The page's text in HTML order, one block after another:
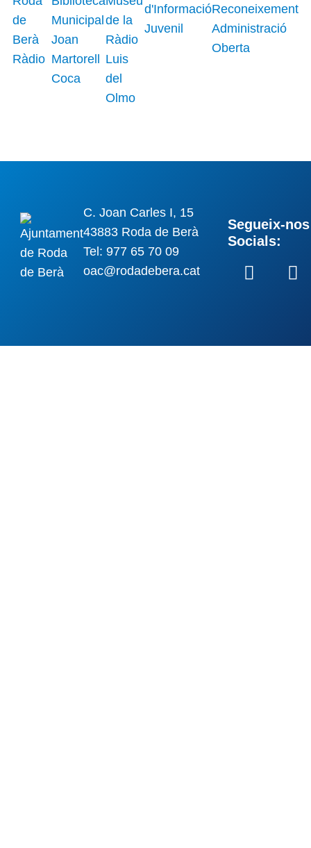
C. Joan Carles I, 15
43883 Roda de Berà
Tel: 977 65 70 09
oac@rodadebera.cat
Segueix-
Socials: